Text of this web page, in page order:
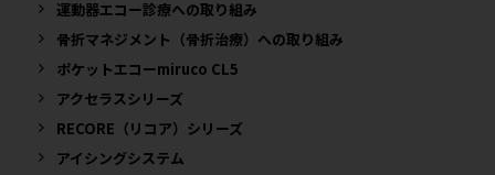
運動器エコー診療への取り組み
骨折マネジメント（骨折治療）への取り組み
ポケットエコーmiruco CL5
アクセラスシリーズ
RECORE（リコア）シリーズ
アイシングシステム